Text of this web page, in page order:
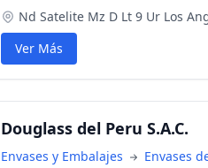
Nd Satelite Mz D Lt 9 Ur Los
Ver Más
Douglass del Peru S.A.C.
Envases y Embalajes
Envases